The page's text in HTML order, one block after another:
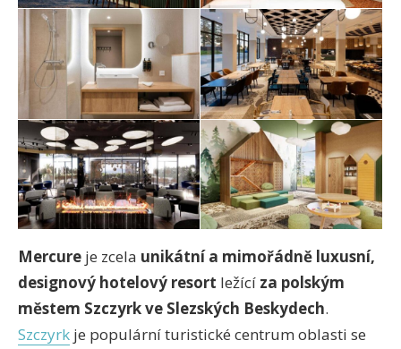
Mercure je zcela unikátní a mimořádně luxusní,
designový hotelový resort ležící za polským
městem Szczyrk ve Slezských Beskydech.
Szczyrk je populární turistické centrum oblasti se